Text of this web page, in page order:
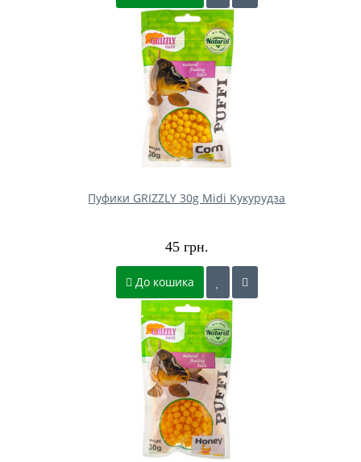
Пуфики GRIZZLY 30g Midi Кукурудза
45 грн.
До кошика